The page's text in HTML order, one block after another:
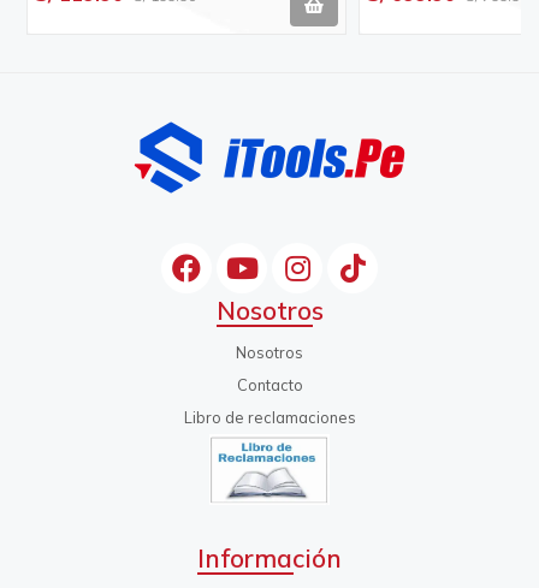
DCPB488
Nosotros
Nosotros
Contacto
Libro de reclamaciones
Información